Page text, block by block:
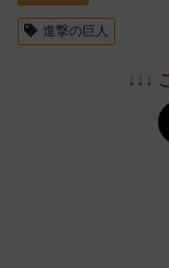
進撃の巨人
↓↓↓